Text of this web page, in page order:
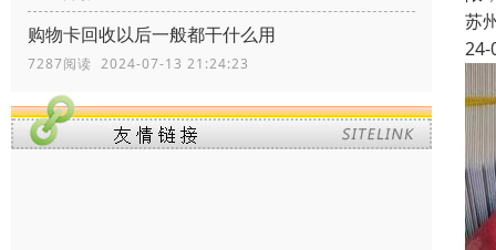
购物卡回收以后一般都干什么用
7287阅读 2024-07-13 21:24:23
苏
24-